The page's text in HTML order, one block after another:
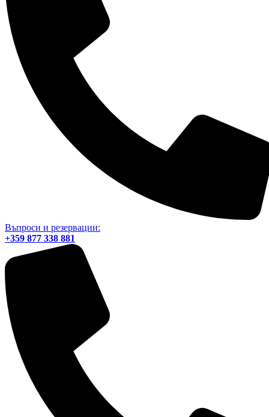
Въпроси и резервации:
+359 877 338 881